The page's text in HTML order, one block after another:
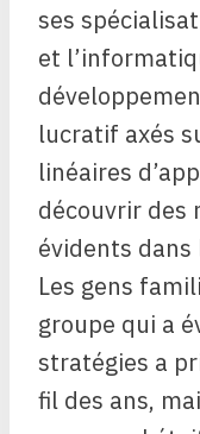
ses
et
lucratif axés
linéaires
découvrir des
évidents dans
Les gens
groupe qui a
stratégies a
fil des ans,